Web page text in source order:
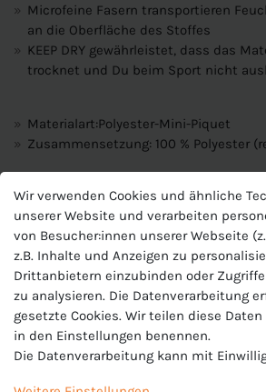
Microfeine Fasern transportieren
an die Oberfläche des Stoffes
KEEP DRY gewährleistet, dass das
trocknet und Du beim Sport nicht
Materialart:Polyester-Mini-Piquet
Zusammensetzung: 100 % Polyester
Hersteller
Jako
EU-Verantwortlicher
JAKO AG, Amtstrasse 82 , 74673
+49 7938 90630, info@jako.de
Wir verwenden Cookies und ähnliche
unserer Website und verarbeiten
von Besucher:innen unserer Webseite
z.B. Inhalte und Anzeigen zu
Drittanbietern einzubinden oder
zu analysieren. Die Datenverarbeitung
gesetzte Cookies. Wir teilen diese
in den Einstellungen benennen.
Die Datenverarbeitung kann mit